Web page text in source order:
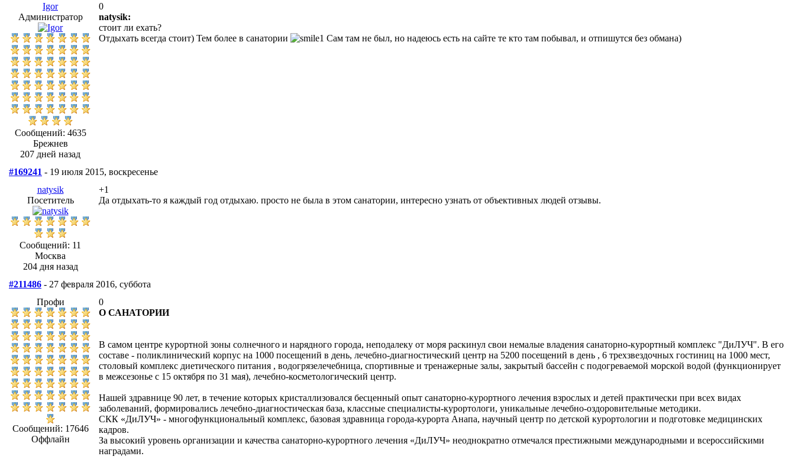
Igor
Администратор
Сообщений: 4635
Брежнев
207 дней назад
0
natysik:
стоит ли ехать?
Отдыхать всегда стоит) Тем более в санатории
Сам там не был, но надеюсь есть на сайте те кто там побывал, и отпишутся без обмана)
#169241 - 19 июля 2015, воскресенье
natysik
Посетитель
Сообщений: 11
Москва
204 дня назад
+1
Да отдыхать-то я каждый год отдыхаю. просто не была в этом санатории, интересно узнать от объективных людей отзывы.
#211486 - 27 февраля 2016, суббота
Профи
Сообщений: 17646
Оффлайн
0
О САНАТОРИИ
В самом центре курортной зоны солнечного и нарядного города, неподалеку от моря раскинул свои немалые владения санаторно-курортный комплекс "ДиЛУЧ". В его
составе - поликлинический корпус на 1000 посещений в день, лечебно-диагностический центр на 5200 посещений в день , 6 трехзвездочных гостиниц на 1000 мест,
столовый комплекс диетического питания , водогрязелечебница, спортивные и тренажерные залы, закрытый бассейн с подогреваемой морской водой (функционирует
в межсезонье с 15 октября по 31 мая), лечебно-косметологический центр.
Нашей здравнице 90 лет, в течение которых кристаллизовался бесценный опыт санаторно-курортного лечения взрослых и детей практически при всех видах
заболеваний, формировались лечебно-диагностическая база, классные специалисты-курортологи, уникальные лечебно-оздоровительные методики.
СКК «ДиЛУЧ» - многофункциональный комплекс, базовая здравница города-курорта Анапа, научный центр по детской курортологии и подготовке медицинских
кадров.
За высокий уровень организации и качества санаторно-курортного лечения «ДиЛУЧ» неоднократно отмечался престижными международными и всероссийскими
наградами.